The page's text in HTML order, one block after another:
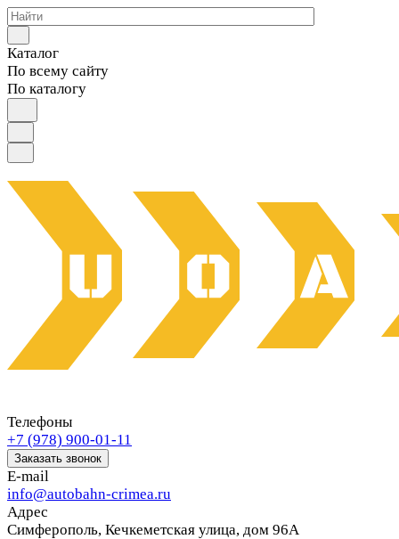
Каталог
По всему сайту
По каталогу
Телефоны
+7 (978) 900-01-11
Заказать звонок
E-mail
info@autobahn-crimea.ru
Адрес
Симферополь, Кечкеметская улица, дом 96А